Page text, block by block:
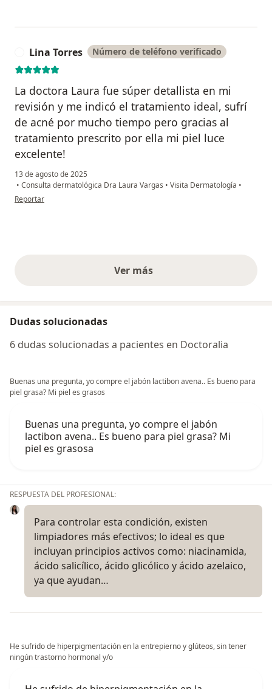
Lina Torres Número de teléfono verificado
La doctora Laura fue súper detallista en mi
revisión y me indicó el tratamiento ideal, sufrí
de acné por mucho tiempo pero gracias al
tratamiento prescrito por ella mi piel luce
excelente!
13 de agosto de 2025
• Consulta dermatológica Dra Laura Vargas • Visita Dermatología •
en opinión del usuario Lina Torres
Reportar
Ver másopiniones anteriores
Dudas solucionadas
6 dudas solucionadas a pacientes en Doctoralia
Buenas una pregunta, yo compre el jabón lactibon avena.. Es bueno para
piel grasa? Mi piel es grasos
Buenas una pregunta, yo compre el jabón
lactibon avena.. Es bueno para piel grasa? Mi
piel es grasosa
RESPUESTA DEL PROFESIONAL:
Para controlar esta condición, existen
limpiadores más efectivos; lo ideal es que
incluyan principios activos como: niacinamida,
ácido salicílico, ácido glicólico y ácido azelaico,
ya que ayudan…
He sufrido de hiperpigmentación en la entrepierno y glúteos, sin tener
ningún trastorno hormonal y/o